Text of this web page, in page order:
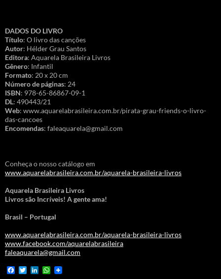
DADOS DO LIVRO
Título: O livro das canções
Autor: Hélder Grau Santos
Editora: Aquarela Brasileira Livros
Gênero: Infantil
Formato: 20 x 20 cm
Número de páginas: 24
ISBN: 978-65-86867-09-1
DL: 490443/21
Web: www.aquarelabrasileira.com.br/pirata-grau-friends-o-livro-
das-cancoes
Encomendas: faleaquarela@gmail.com
Conheça o nosso catálogo em
www.aquarelabrasileira.com.br/aquarela-brasileira-livros
Aquarela Brasileira Livros
Livros são Incríveis! A gente ama!
Brasil – Portugal
www.aquarelabrasileira.com.br/aquarela-brasileira-livros
www.facebook.com/aquarelabrasileira
faleaquarela@gmail.com
F
W